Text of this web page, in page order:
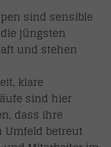
sind sensible
jüngsten
und stehen
klare
sind hier
dass ihre
betreut